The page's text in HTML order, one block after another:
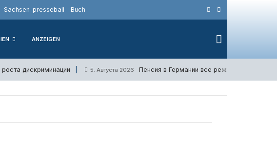
Sachsen-presseball Buch
ANZEIGEN
дискриминации 5. Августа 2026 Пенсия в Германии все реже означает